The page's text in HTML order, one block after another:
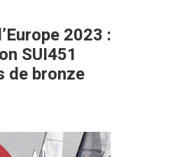
2023 :
SUI451
de bronze